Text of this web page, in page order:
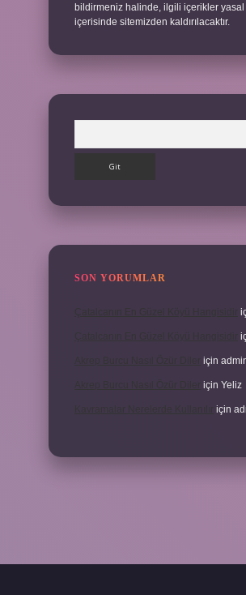
bildirmeniz halinde, ilgili içerikler yasal
içerisinde sitemizden kaldırılacaktır.
SON YORUMLAR
Akrep Burcu Nasıl Özür Diler için
Akrep Burcu Nasıl Özür Diler için Yeliz
için